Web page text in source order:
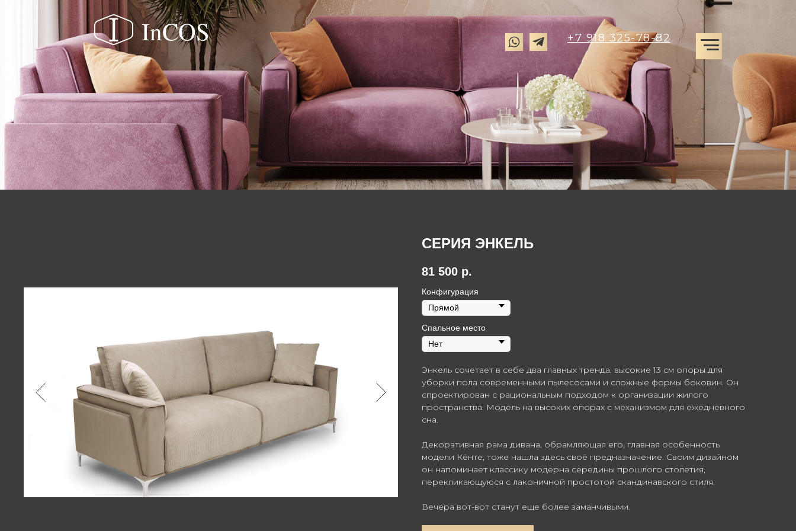
+7 918 325-78-82
InCOS
СЕРИЯ ЭНКЕЛЬ
81 500 р.
Конфигурация
Спальное место
Энкель сочетает в себе два главных тренда: высокие 13 см опоры для
уборки пола современными пылесосами и сложные формы боковин. Он
спроектирован с рациональным подходом к организации жилого
пространства. Модель на высоких опорах с механизмом для ежедневного
сна.
Декоративная рама дивана, обрамляющая его, главная особенность
модели Кёнте, тоже нашла здесь своё предназначение. Своим дизайном
он напоминает классику модерна середины прошлого столетия,
перекликающуюся с лаконичной простотой скандинавского стиля.
Вечера вот-вот станут еще более заманчивыми.